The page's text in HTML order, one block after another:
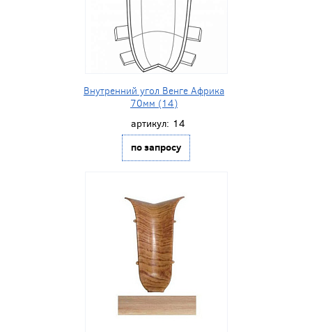
Внутренний угол Венге Африка
70мм (14)
артикул: 14
по запросу